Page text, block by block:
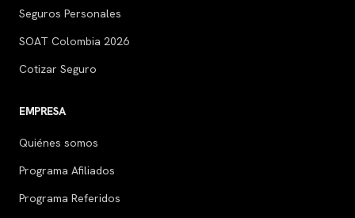
Seguros Personales
SOAT Colombia 2026
Cotizar Seguro
EMPRESA
Quiénes somos
Programa Afiliados
Programa Referidos